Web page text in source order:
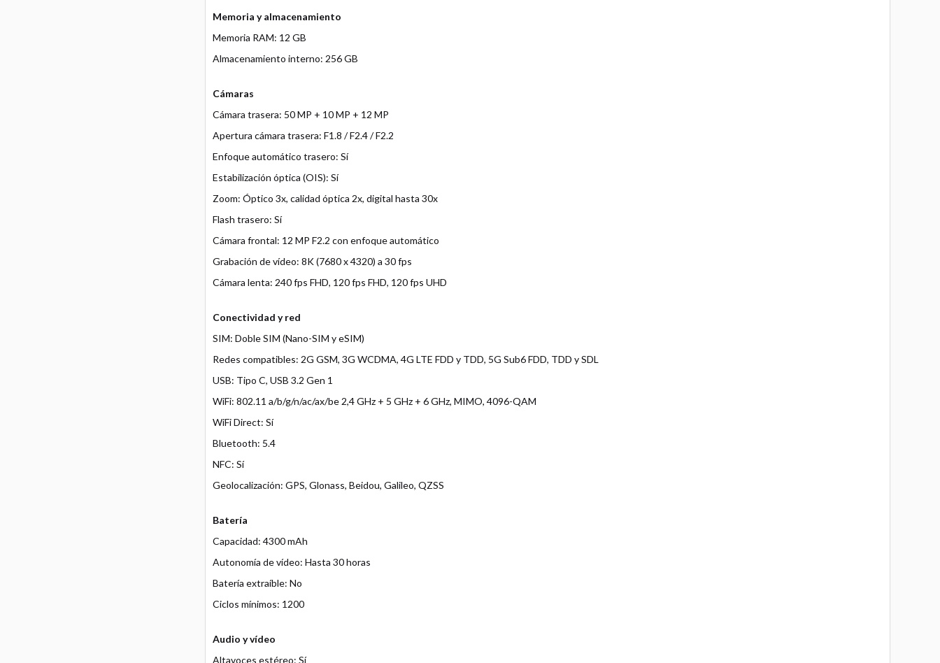
Memoria y almacenamiento
Memoria RAM: 12 GB
Almacenamiento interno: 256 GB
Cámaras
Cámara trasera: 50 MP + 10 MP + 12 MP
Apertura cámara trasera: F1.8 / F2.4 / F2.2
Enfoque automático trasero: Sí
Estabilización óptica (OIS): Sí
Zoom: Óptico 3x, calidad óptica 2x, digital hasta 30x
Flash trasero: Sí
Cámara frontal: 12 MP F2.2 con enfoque automático
Grabación de vídeo: 8K (7680 x 4320) a 30 fps
Cámara lenta: 240 fps FHD, 120 fps FHD, 120 fps UHD
Conectividad y red
SIM: Doble SIM (Nano-SIM y eSIM)
Redes compatibles: 2G GSM, 3G WCDMA, 4G LTE FDD y TDD, 5G Sub6 FDD, TDD y SDL
USB: Tipo C, USB 3.2 Gen 1
WiFi: 802.11 a/b/g/n/ac/ax/be 2,4 GHz + 5 GHz + 6 GHz, MIMO, 4096-QAM
WiFi Direct: Sí
Bluetooth: 5.4
NFC: Sí
Geolocalización: GPS, Glonass, Beidou, Galileo, QZSS
Batería
Capacidad: 4300 mAh
Autonomía de vídeo: Hasta 30 horas
Batería extraíble: No
Ciclos mínimos: 1200
Audio y vídeo
Altavoces estéreo: Sí